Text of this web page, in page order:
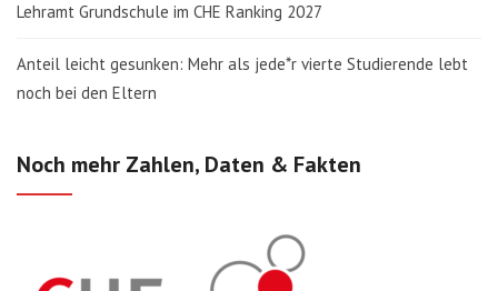
Lehramt Grundschule im CHE Ranking 2027
Anteil leicht gesunken: Mehr als jede*r vierte Studierende lebt
noch bei den Eltern
Noch mehr Zahlen, Daten & Fakten